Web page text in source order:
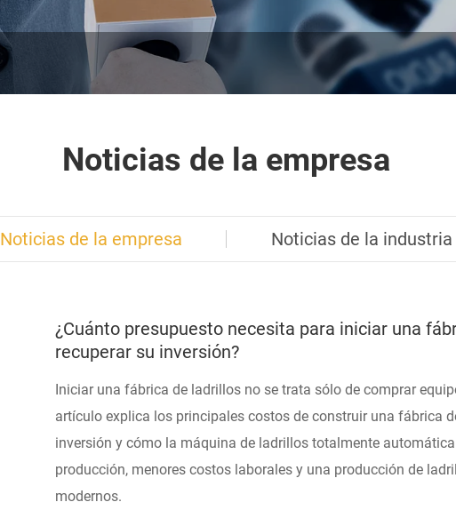
Noticias de la empresa
Noticias de la empresa Noticias de la industria
¿Cuánto presupuesto necesita para iniciar una
recuperar su inversión?
Iniciar una fábrica de ladrillos no se trata sólo de comprar
artículo explica los principales costos de construir una fábrica
inversión y cómo la máquina de ladrillos totalmente
producción, menores costos laborales y una producción de
modernos.